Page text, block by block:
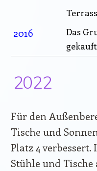
2016
Das
2022
Für den
Tische und
Platz 4
Stühle und Tische